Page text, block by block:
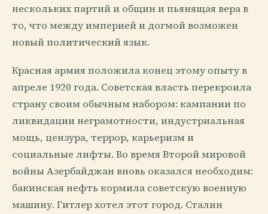
нескольких партий и общин и пьянящая вера в
то, что между империей и догмой возможен
новый политический язык.
Красная армия положила конец этому опыту в
апреле 1920 года. Советская власть перекроила
страну своим обычным набором: кампании по
ликвидации неграмотности, индустриальная
мощь, цензура, террор, карьеризм и
социальные лифты. Во время Второй мировой
войны Азербайджан вновь оказался необходим:
бакинская нефть кормила советскую военную
машину. Гитлер хотел этот город. Сталин